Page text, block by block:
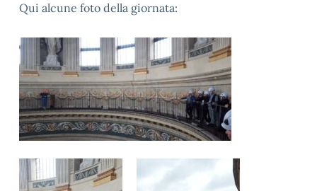
Qui alcune foto della giornata: